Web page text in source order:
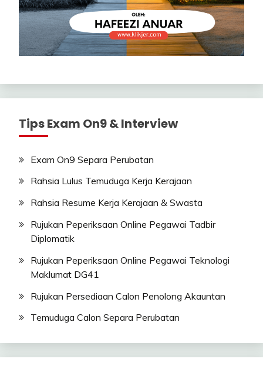
Tips Exam On9 & Interview
Exam On9 Separa Perubatan
Rahsia Lulus Temuduga Kerja Kerajaan
Rahsia Resume Kerja Kerajaan & Swasta
Rujukan Peperiksaan Online Pegawai Tadbir
Diplomatik
Rujukan Peperiksaan Online Pegawai Teknologi
Maklumat DG41
Rujukan Persediaan Calon Penolong Akauntan
Temuduga Calon Separa Perubatan